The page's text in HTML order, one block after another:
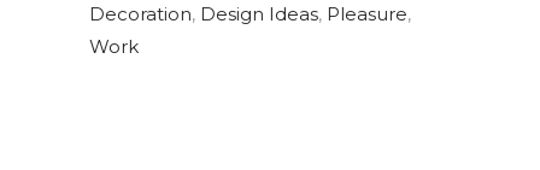
Decoration, Design Ideas, Pleasure,
Work